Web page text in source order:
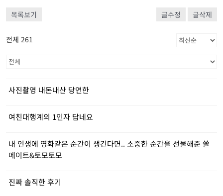
목록보기 글수정 글삭제
전체 261
사진촬영 내돈내산 당연한
여친대행계의 1인자 답네요
내 인생에 영화같은 순간이 생긴다면.. 소중한 순간을 선물해준 쏠
메이트&토모토모
진짜 솔직한 후기